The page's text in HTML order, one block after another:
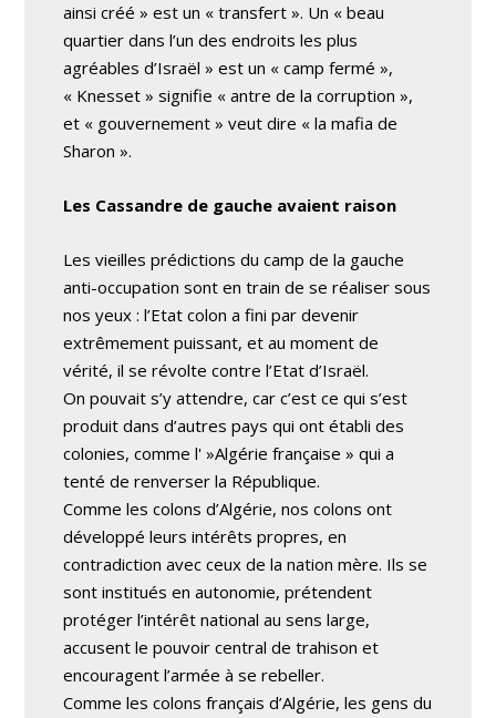
ainsi créé » est un « transfert ». Un « beau
quartier dans l’un des endroits les plus
agréables d’Israël » est un « camp fermé »,
« Knesset » signifie « antre de la corruption »,
et « gouvernement » veut dire « la mafia de
Sharon ».
Les Cassandre de gauche avaient raison
Les vieilles prédictions du camp de la gauche
anti-occupation sont en train de se réaliser sous
nos yeux : l’Etat colon a fini par devenir
extrêmement puissant, et au moment de
vérité, il se révolte contre l’Etat d’Israël.
On pouvait s’y attendre, car c’est ce qui s’est
produit dans d’autres pays qui ont établi des
colonies, comme l' »Algérie française » qui a
tenté de renverser la République.
Comme les colons d’Algérie, nos colons ont
développé leurs intérêts propres, en
contradiction avec ceux de la nation mère. Ils se
sont institués en autonomie, prétendent
protéger l’intérêt national au sens large,
accusent le pouvoir central de trahison et
encouragent l’armée à se rebeller.
Comme les colons français d’Algérie, les gens du